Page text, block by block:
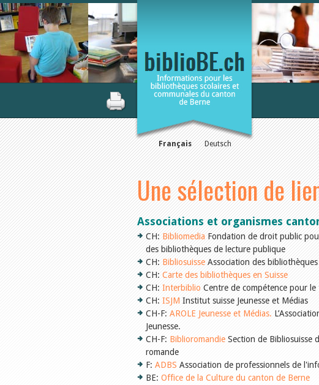
Français Deutsch
Une sélection de
Associations et organismes
CH:BibliomediaFondation de droit public
des bibliothèques de lecture publique
CH: Bibliosuisse Association des bibliothèques
CH: Carte des bibliothèques en Suisse
CH: Interbiblio Centre de compétence pour
CH: ISJM Institut suisse Jeunesse et Médias
CH-F: AROLE Jeunesse et Médias.
Jeunesse.
CH-F: Biblioromandie Section de Bibliosuisse
romande
F: ADBS Association de professionnels de
BE: Office de la Culture du canton de Berne